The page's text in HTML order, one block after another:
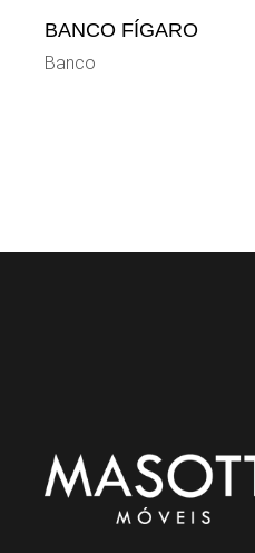
BANCO FÍGARO
Banco